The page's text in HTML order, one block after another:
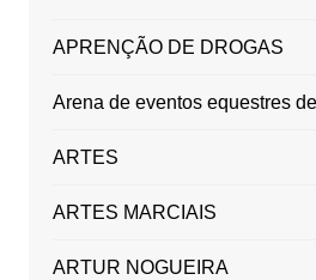
APRENÇÃO DE DROGAS
Arena de eventos equestres
ARTES
ARTES MARCIAIS
ARTUR NOGUEIRA